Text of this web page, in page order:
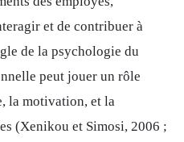
et de contribuer à
de la psychologie du
peut jouer un rôle
la motivation, et la
(Xenikou et Simosi, 2006 ;